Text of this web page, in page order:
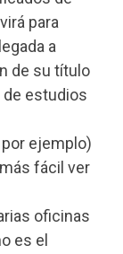
para
a
de su título
de estudios
ejemplo)
fácil ver
oficinas
es el